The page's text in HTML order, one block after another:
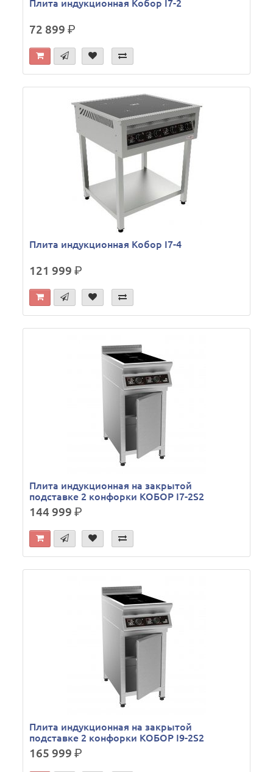
Плита индукционная Кобор I7-2
72 899р.
Плита индукционная Кобор I7-4
121 999р.
Плита индукционная на закрытой
подставке 2 конфорки КОБОР I7-2S2
144 999р.
Плита индукционная на закрытой
подставке 2 конфорки КОБОР I9-2S2
165 999р.